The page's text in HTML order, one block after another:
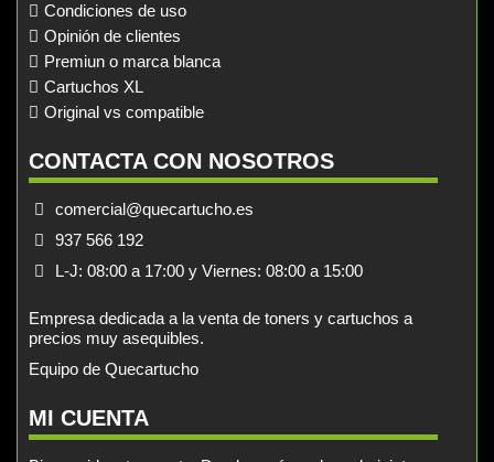
Condiciones de uso
Opinión de clientes
Premiun o marca blanca
Cartuchos XL
Original vs compatible
CONTACTA CON NOSOTROS
comercial@quecartucho.es
937 566 192
L-J: 08:00 a 17:00 y Viernes: 08:00 a 15:00
Empresa dedicada a la venta de toners y cartuchos a
precios muy asequibles.
Equipo de Quecartucho
MI CUENTA